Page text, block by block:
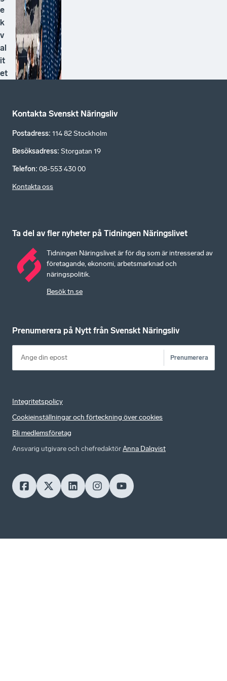
e
k
v
al
it
et
Kontakta Svenskt Näringsliv
Postadress: 114 82 Stockholm
Besöksadress: Storgatan 19
Telefon: 08-553 430 00
Kontakta oss
Ta del av fler nyheter på Tidningen Näringslivet
Tidningen Näringslivet är för dig som är intresserad av
företagande, ekonomi, arbetsmarknad och
näringspolitik.
Besök tn.se
Prenumerera på Nytt från Svenskt Näringsliv
Prenumerera
Integritetspolicy
Cookieinställningar och förteckning över cookies
Bli medlemsföretag
Ansvarig utgivare och chefredaktörAnna Dalqvist